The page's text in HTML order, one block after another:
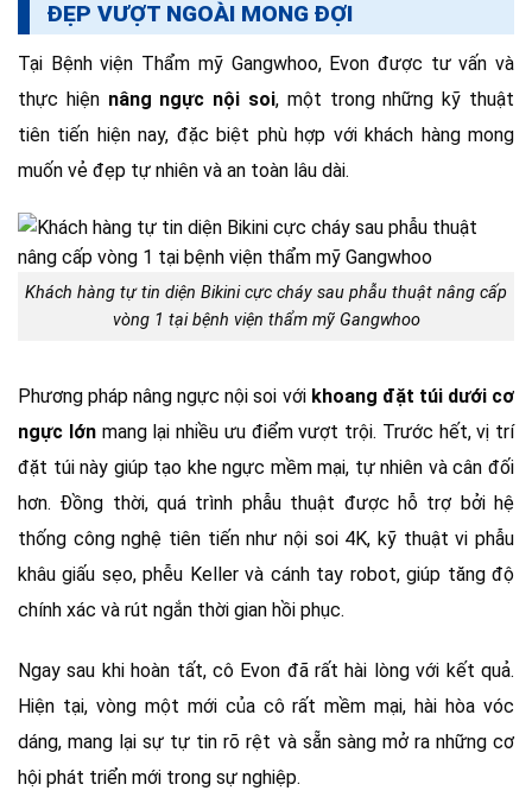
ĐẸP VƯỢT NGOÀI MONG ĐỢI
Tại Bệnh viện Thẩm mỹ Gangwhoo, Evon được tư vấn và
thực hiện nâng ngực nội soi, một trong những kỹ thuật
tiên tiến hiện nay, đặc biệt phù hợp với khách hàng mong
muốn vẻ đẹp tự nhiên và an toàn lâu dài.
Khách hàng tự tin diện Bikini cực cháy sau phẫu thuật nâng cấp
vòng 1 tại bệnh viện thẩm mỹ Gangwhoo
Phương pháp nâng ngực nội soi với khoang đặt túi dưới cơ
ngực lớnmang lại nhiều ưu điểm vượt trội. Trước hết, vị trí
đặt túi này giúp tạo khe ngực mềm mại, tự nhiên và cân đối
hơn. Đồng thời, quá trình phẫu thuật được hỗ trợ bởi hệ
thống công nghệ tiên tiến như nội soi 4K, kỹ thuật vi phẫu
khâu giấu sẹo, phễu Keller và cánh tay robot, giúp tăng độ
chính xác và rút ngắn thời gian hồi phục.
Ngay sau khi hoàn tất, cô Evon đã rất hài lòng với kết quả.
Hiện tại, vòng một mới của cô rất mềm mại, hài hòa vóc
dáng, mang lại sự tự tin rõ rệt và sẵn sàng mở ra những cơ
hội phát triển mới trong sự nghiệp.